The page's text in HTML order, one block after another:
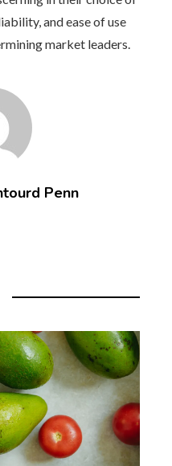
and ease of use
market leaders.
Penn